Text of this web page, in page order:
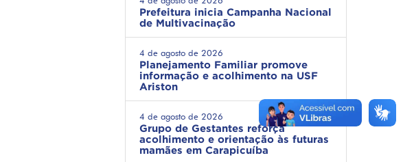
Prefeitura inicia Campanha Nacional
de Multivacinação
4 de agosto de 2026
Planejamento Familiar promove
informação e acolhimento na USF
Ariston
4 de agosto de 2026
Grupo de Gestantes reforça
acolhimento e orientação às futuras
mamães em Carapicuíba